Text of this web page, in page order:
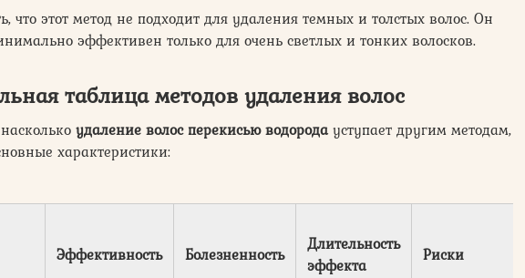
что этот метод не подходит для удаления темных и толстых волос. Он
эффективен только для очень светлых и тонких волосков.
таблица методов удаления волос
удаление волос перекисью водорода уступает другим методам,
характеристики:
Эффективность Болезненность
Длительность
эффекта
Риски